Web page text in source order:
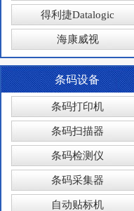
得利捷Datalogic
海康威视
条码设备
条码打印机
条码扫描器
条码检测仪
条码采集器
自动贴标机